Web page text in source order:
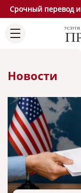
Срочный перевод
Новости